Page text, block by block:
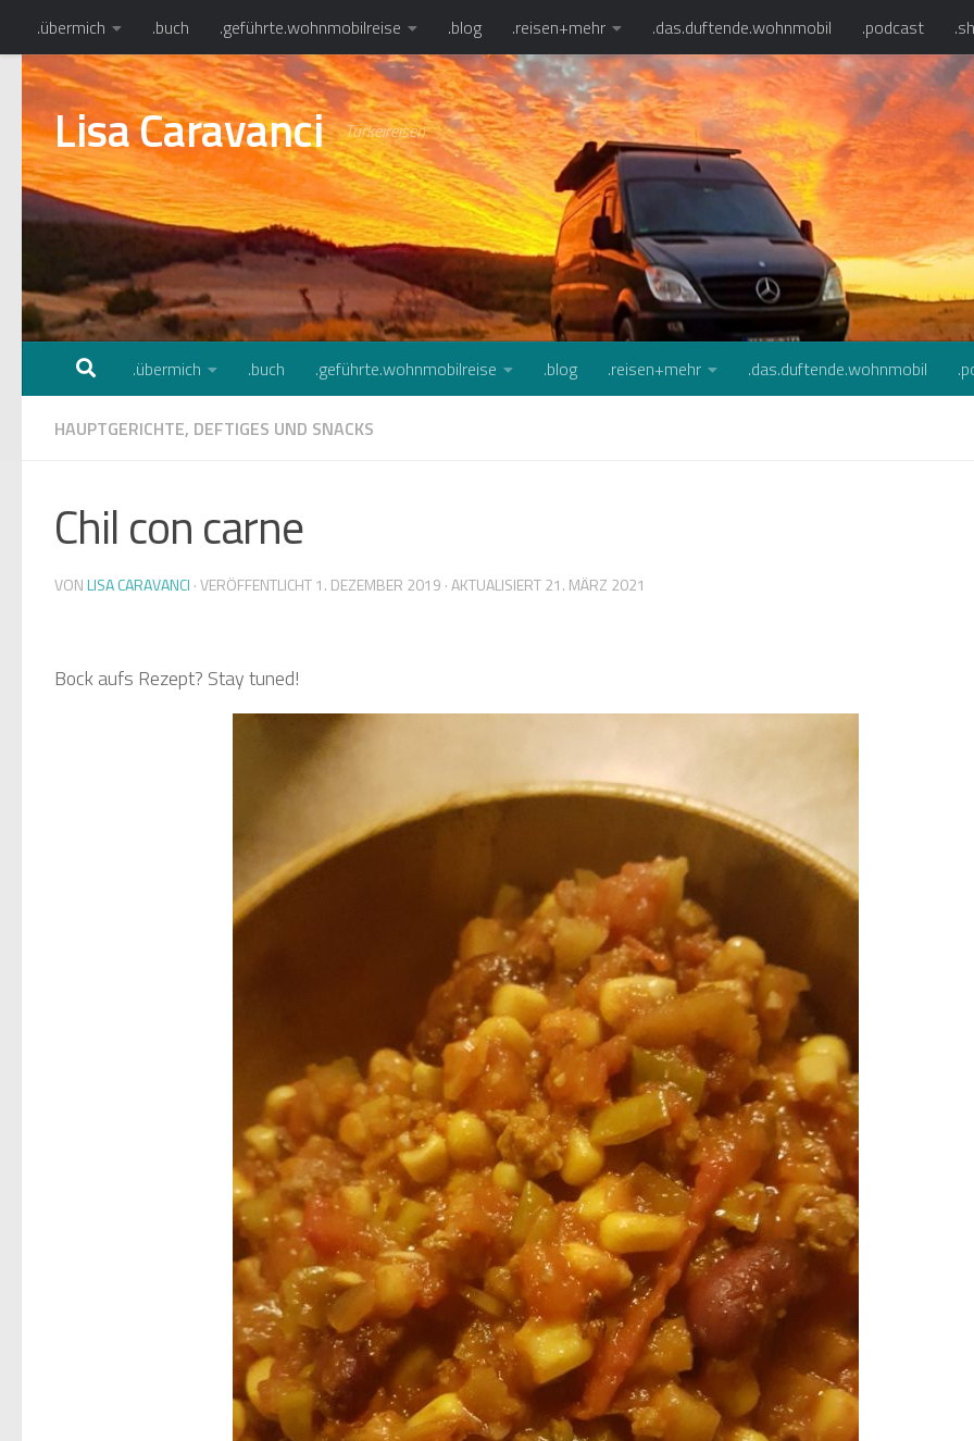
Zum Inhalt springen
.übermich .buch .geführte.wohnmobilreise .blog .reisen+mehr .das.duftende.wohnmobil .podcast
Lisa Caravanci Türkeireisen
.übermich .buch .geführte.wohnmobilreise .blog .reisen+mehr .das.duftende.wohnmobil
HAUPTGERICHTE, DEFTIGES UND SNACKS
Chil con carne
VONLISA CARAVANCI · VERÖFFENTLICHT1. DEZEMBER 2019 · AKTUALISIERT21. MÄRZ 2021
Bock aufs Rezept? Stay tuned!